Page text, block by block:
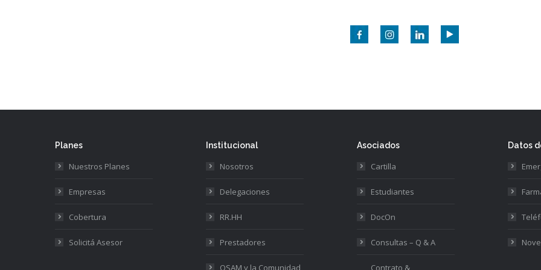
Planes
Nuestros Planes
Empresas
Cobertura
Solicitá Asesor
Institucional
Nosotros
Delegaciones
RR.HH
Prestadores
Asociados
Cartilla
Estudiantes
DocOn
Consultas – Q & A
Datos